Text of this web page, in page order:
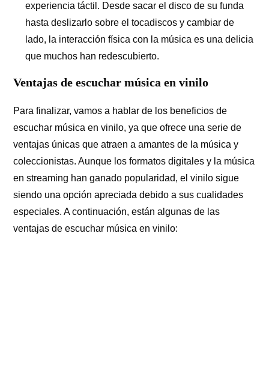
experiencia táctil. Desde sacar el disco de su funda
hasta deslizarlo sobre el tocadiscos y cambiar de
lado, la interacción física con la música es una delicia
que muchos han redescubierto.
Ventajas de escuchar música en vinilo
Para finalizar, vamos a hablar de los beneficios de
escuchar música en vinilo, ya que ofrece una serie de
ventajas únicas que atraen a amantes de la música y
coleccionistas. Aunque los formatos digitales y la música
en streaming han ganado popularidad, el vinilo sigue
siendo una opción apreciada debido a sus cualidades
especiales. A continuación, están algunas de las
ventajas de escuchar música en vinilo: